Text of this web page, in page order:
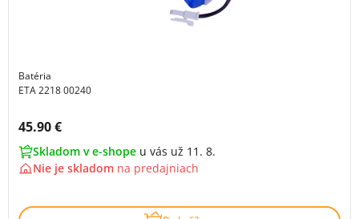
Batéria
ETA 2218 00240
Cena s DPH:
45.90 €
Skladom v e-shope u vás už 11. 8.
Nie je skladom na predajniach